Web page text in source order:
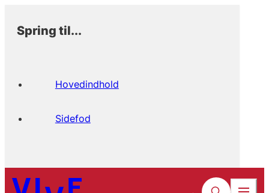
Spring til...
Hovedindhold
Sidefod